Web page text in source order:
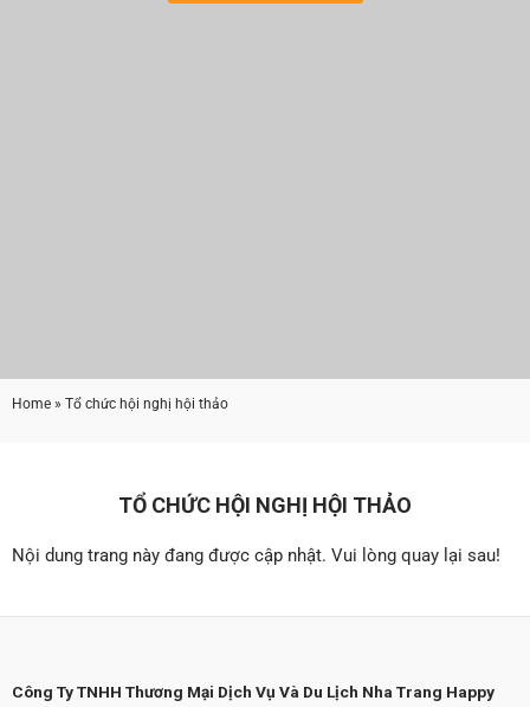
Home » Tổ chức hội nghị hội thảo
TỔ CHỨC HỘI NGHỊ HỘI THẢO
Nội dung trang này đang được cập nhật. Vui lòng quay lại sau!
Công Ty TNHH Thương Mại Dịch Vụ Và Du Lịch Nha Trang Happy